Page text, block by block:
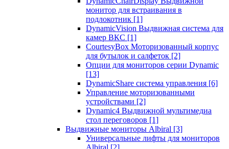
монитор для встраивания в
подлокотник [1]
DynamicVision Выдвижная система для
камер ВКС [1]
CourtesyBox Моторизованный корпус
для бутылок и салфеток [2]
Опции для мониторов серии Dynamic
[13]
DynamicShare система управления [6]
Управление моторизованными
устройствами [2]
Dynamic4 Выдвижной мультимедиа
стол переговоров [1]
Выдвижные мониторы Albiral [3]
Универсальные лифты для мониторов
Albiral [2]